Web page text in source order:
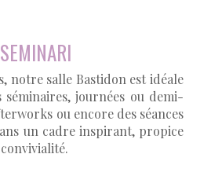
SEMINARI
notre salle Bastidon est idéale
journées ou demi-
ou encore des séances
un cadre inspirant, propice